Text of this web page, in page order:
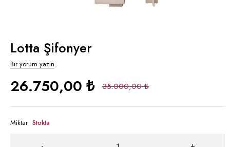
Lotta Şifonyer
Bir yorum yazın
35.000,00₺
26.750,00 ₺
Miktar Stokta